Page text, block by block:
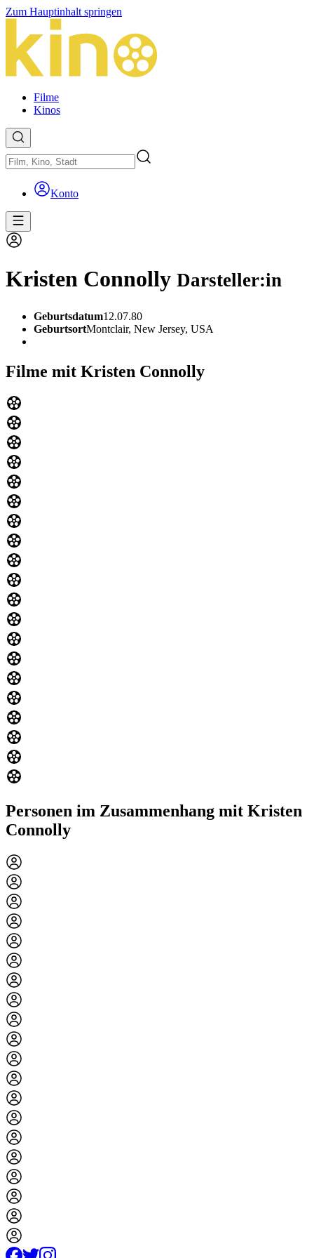
Zum Hauptinhalt springen
Filme
Kinos
Konto
Kristen Connolly Darsteller:in
Geburtsdatum12.07.80
GeburtsortMontclair, New Jersey, USA
Filme mit Kristen Connolly
Personen im Zusammenhang mit Kristen
Connolly